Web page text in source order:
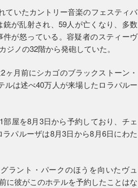
ていたカントリー音楽のフェスティバ
が乱射され、59人が亡くなり、多数
が怒っている。容疑者のスティーヴ
ノの32階から発砲していた。
ヶ月前にシカゴのブラックストーン・
は述べ40万人が来場したロラパルー
屋を8月3日から予約しており、チェ
パルーザは8月3日から8月6日にわた
ラント・パークのほうを向いたヴュ
に彼がこのホテルを予約したことはな